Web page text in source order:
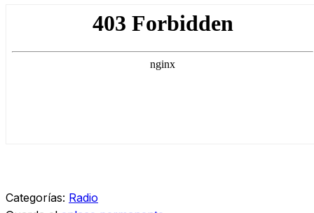
Categorías: Radio